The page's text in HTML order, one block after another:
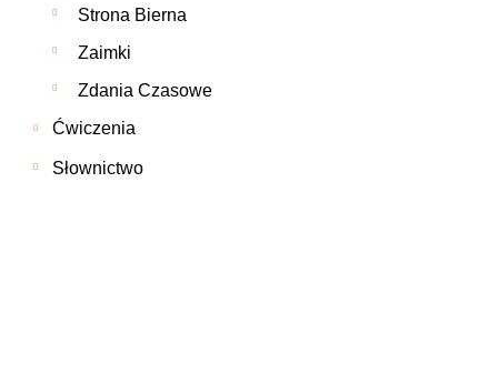
Strona Bierna
Zaimki
Zdania Czasowe
Ćwiczenia
Słownictwo